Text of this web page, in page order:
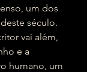
um dos
século.
vai além,
e a
humano, um